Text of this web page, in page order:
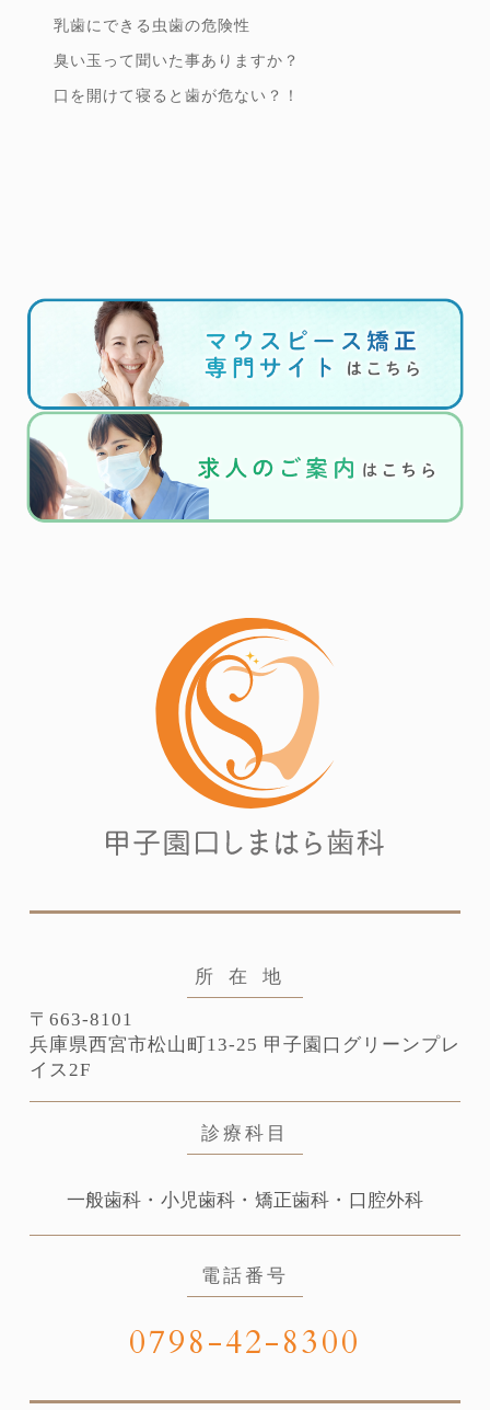
乳歯にできる虫歯の危険性
臭い玉って聞いた事ありますか？
口を開けて寝ると歯が危ない？！
所在地
〒663-8101
兵庫県⻄宮市松山町13-25 甲子園口グリーンプレ
イス2F
診療科目
一般歯科・小児歯科・矯正歯科・口腔外科
電話番号
0798-42-8300